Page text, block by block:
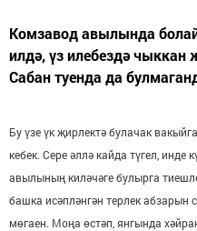
Комзавод авылында
илдә, үз илебездә
Сабан туенда да
Бу үзе үк җирлектә булачак
кебек. Сере әллә кайда түгел, инде
авылының киләчәге булырга
башка исәпләнгән терлек
мөгаен. Моңа өстәп, янгында